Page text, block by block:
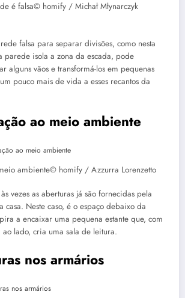
é falsa© homify / Michał Młynarczyk
falsa para separar divisões, como nesta
parede isola a zona da escada, pode
alguns vãos e transformá-los em pequenas
pouco mais de vida a esses recantos da
ao meio ambiente
ambiente© homify / Azzurra Lorenzetto
vezes as aberturas já são fornecidas pela
casa. Neste caso, é o espaço debaixo da
a encaixar uma pequena estante que, com
ao lado, cria uma sala de leitura.
nos armários